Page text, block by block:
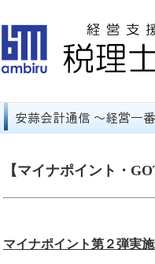
【マイナポイント・
マイナポイント第２弾実